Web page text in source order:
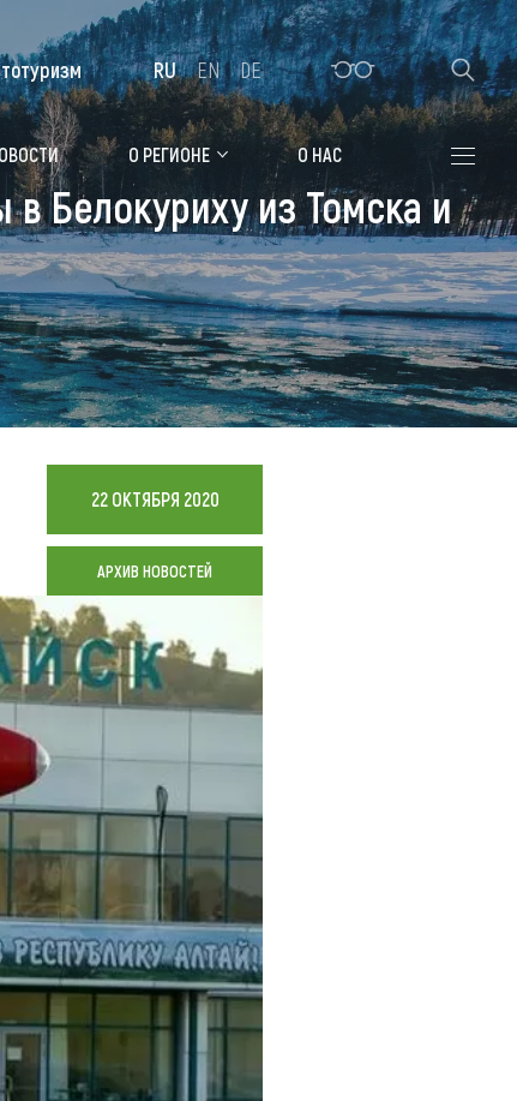
Алтайская зимовка
Где остановиться
Санатории
Гостиницы, отели
Коттеджи, базы
Сельские усадьбы
Мотели, придорожные отели
Коллекция впечатлений
Видеогалерея
Фотогалерея
О РЕГИОНЕ О НАС
RU EN DE
Белокуриху из Томска и
22 ОКТЯБРЯ 2020
АРХИВ НОВОСТЕЙ